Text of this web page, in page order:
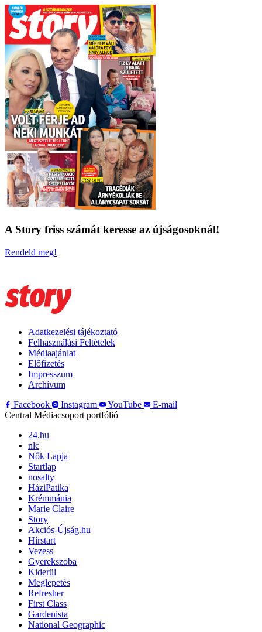
A Story friss számát keresse az újságosoknál!
Rendeld meg!
Adatkezelési tájékoztató
Felhasználási Feltételek
Médiaajánlat
Előfizetés
Impresszum
Archívum
Facebook
Instagram YouTube
E-mail
Central Médiacsoport portfólió
24.hu
nlc
Nők Lapja
Startlap
nosalty
HáziPatika
Krémmánia
Marie Claire
Story
Akciós-Újság.hu
Hírstart
Vezess
Gyerekszoba
Kiderül
Meglepetés
Refresher
First Class
Gardenista
National Geographic